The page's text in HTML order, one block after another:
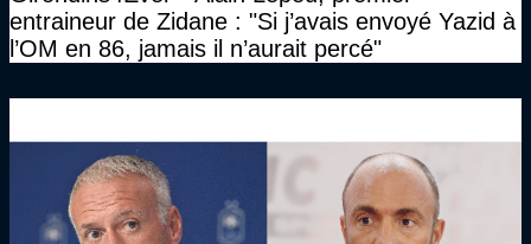
entraineur de Zidane : "Si j’avais envoyé Yazid à
l’OM en 86, jamais il n’aurait percé"